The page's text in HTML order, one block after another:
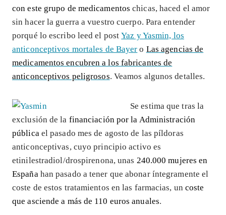
con este grupo de medicamentos chicas, haced el amor
sin hacer la guerra a vuestro cuerpo. Para entender
porqué lo escribo leed el postYaz y Yasmin, los
anticonceptivos mortales de Bayer o Las agencias de
medicamentos encubren a los fabricantes de
anticonceptivos peligrosos. Veamos algunos detalles.
Se estima que tras la
exclusión de la financiación por la Administración
pública el pasado mes de agosto de las píldoras
anticonceptivas, cuyo principio activo es
etinilestradiol/drospirenona, unas 240.000 mujeres en
España han pasado a tener que abonar íntegramente el
coste de estos tratamientos en las farmacias, un coste
que asciende a más de 110 euros anuales.